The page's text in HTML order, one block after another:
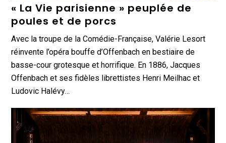
« La Vie parisienne » peuplée de
poules et de porcs
Avec la troupe de la Comédie-Française, Valérie Lesort
réinvente l’opéra bouffe d’Offenbach en bestiaire de
basse-cour grotesque et horrifique. En 1886, Jacques
Offenbach et ses fidèles librettistes Henri Meilhac et
Ludovic Halévy…